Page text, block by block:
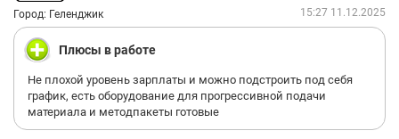
Город: Геленджик 15:27 11.12.2025
Плюсы в работе
Не плохой уровень зарплаты и можно подстроить под себя
график, есть оборудование для прогрессивной подачи
материала и методпакеты готовые